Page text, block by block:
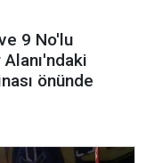
9 No'lu
önünde